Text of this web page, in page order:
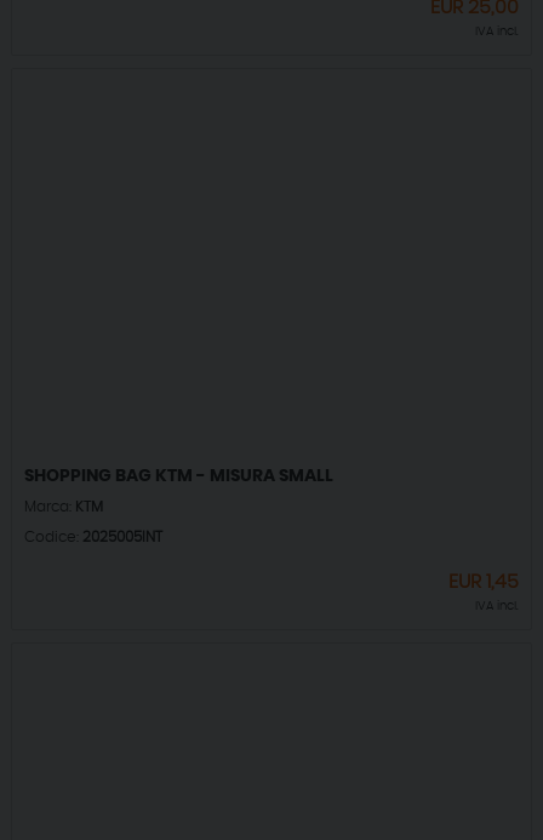
EUR 25,00
IVA incl.
SHOPPING BAG KTM - MISURA SMALL
Marca: KTM
Codice: 2025005INT
EUR 1,45
IVA incl.